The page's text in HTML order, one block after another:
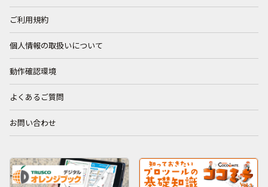
ご利用規約
個人情報の取扱いについて
動作確認環境
よくあるご質問
お問い合わせ